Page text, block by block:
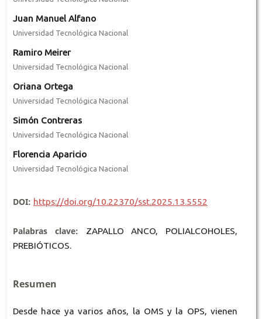
Juan Manuel Alfano
Universidad Tecnológica Nacional
Ramiro Meirer
Universidad Tecnológica Nacional
Oriana Ortega
Universidad Tecnológica Nacional
Simón Contreras
Universidad Tecnológica Nacional
Florencia Aparicio
Universidad Tecnológica Nacional
DOI: https://doi.org/10.22370/sst.2025.13.5552
Palabras clave:
ZAPALLO ANCO, POLIALCOHOLES,
PREBIÓTICOS.
Resumen
Desde hace ya varios años, la OMS y la OPS, vienen